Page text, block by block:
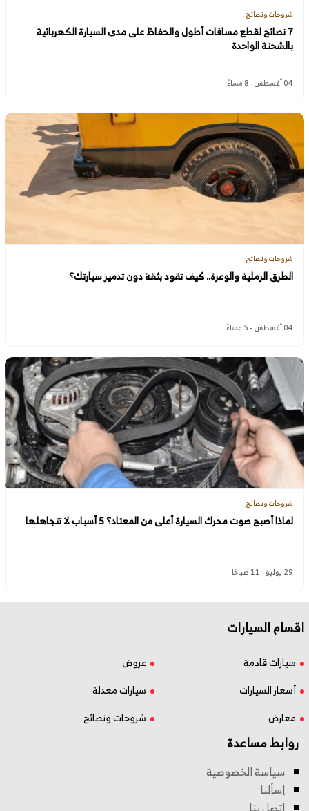
شروحات ونصائح
7 نصائح لقطع مسافات أطول والحفاظ على مدى السيارة الكهربائية
بالشحنة الواحدة
04 أغسطس - 8 مساءً
شروحات ونصائح
الطرق الرملية والوعرة.. كيف تقود بثقة دون تدمير سيارتك؟
04 أغسطس - 5 مساءً
شروحات ونصائح
لماذا أصبح صوت محرك السيارة أعلى من المعتاد؟ 5 أسباب لا تتجاهلها
29 يوليو - 11 صباحًا
اقسام السيارات
سيارات قادمة
عروض
أسعار السيارات
سيارات معدلة
معارض
شروحات ونصائح
روابط مساعدة
سياسة الخصوصية
إسألنا